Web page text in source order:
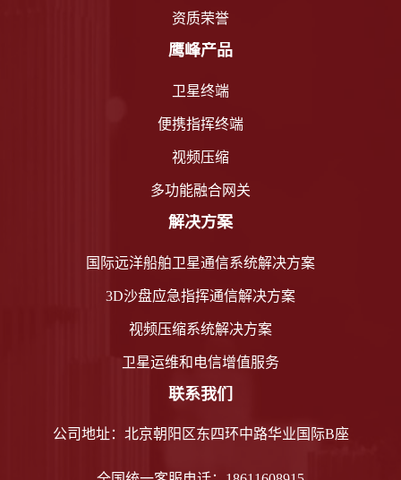
资质荣誉
鹰峰产品
卫星终端
便携指挥终端
视频压缩
多功能融合网关
解决方案
国际远洋船舶卫星通信系统解决方案
3D沙盘应急指挥通信解决方案
视频压缩系统解决方案
卫星运维和电信增值服务
联系我们
公司地址：北京朝阳区东四环中路华业国际B座